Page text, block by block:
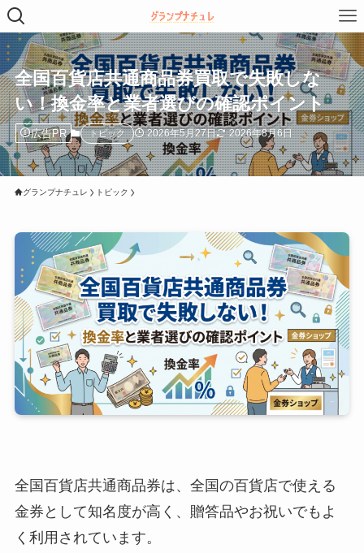
全国百貨店共通商品券買取で失敗しな
い！換金率と業者選びの確認ポイント
広告PR トピック 2026年5月27日 2026年8月6日
グランプナチュレ トピック
全国百貨店共通商品券は、全国の百貨店で使える
金券として知名度が高く、贈答品やお祝いでもよ
く利用されています。